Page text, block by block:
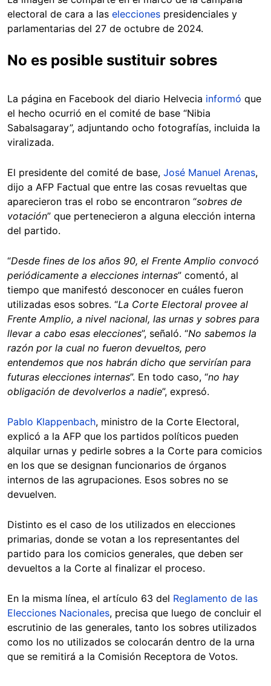
electoral de cara a las elecciones presidenciales y
parlamentarias del 27 de octubre de 2024.
No es posible sustituir sobres
La página en Facebook del diario Helvecia informó que
el hecho ocurrió en el comité de base “Nibia
Sabalsagaray”, adjuntando ocho fotografías, incluida la
viralizada.
El presidente del comité de base, José Manuel Arenas,
dijo a AFP Factual que entre las cosas revueltas que
aparecieron tras el robo se encontraron “sobres de
votación” que pertenecieron a alguna elección interna
del partido.
“Desde fines de los años 90, el Frente Amplio convocó
periódicamente a elecciones internas” comentó, al
tiempo que manifestó desconocer en cuáles fueron
utilizadas esos sobres. “La Corte Electoral provee al
Frente Amplio, a nivel nacional, las urnas y sobres para
llevar a cabo esas elecciones”, señaló. “No sabemos la
razón por la cual no fueron devueltos, pero
entendemos que nos habrán dicho que servirían para
futuras elecciones internas”. En todo caso, “no hay
obligación de devolverlos a nadie”, expresó.
Pablo Klappenbach, ministro de la Corte Electoral,
explicó a la AFP que los partidos políticos pueden
alquilar urnas y pedirle sobres a la Corte para comicios
en los que se designan funcionarios de órganos
internos de las agrupaciones. Esos sobres no se
devuelven.
Distinto es el caso de los utilizados en elecciones
primarias, donde se votan a los representantes del
partido para los comicios generales, que deben ser
devueltos a la Corte al finalizar el proceso.
En la misma línea, el artículo 63 del Reglamento de las
Elecciones Nacionales, precisa que luego de concluir el
escrutinio de las generales, tanto los sobres utilizados
como los no utilizados se colocarán dentro de la urna
que se remitirá a la Comisión Receptora de Votos.